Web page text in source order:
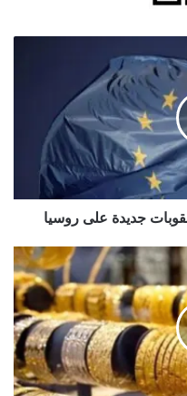
جديدة على روسيا